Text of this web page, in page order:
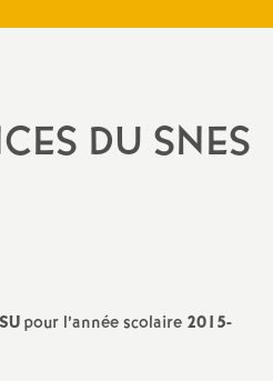
i
a
a
DU SNES
pour l’année scolaire 2015-